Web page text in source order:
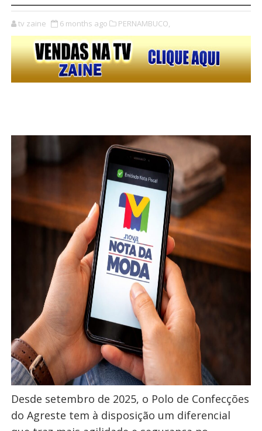
tv zaine 6 months ago PERNAMBUCO,
Desde setembro de 2025, o Polo de Confecções
do Agreste tem à disposição um diferencial